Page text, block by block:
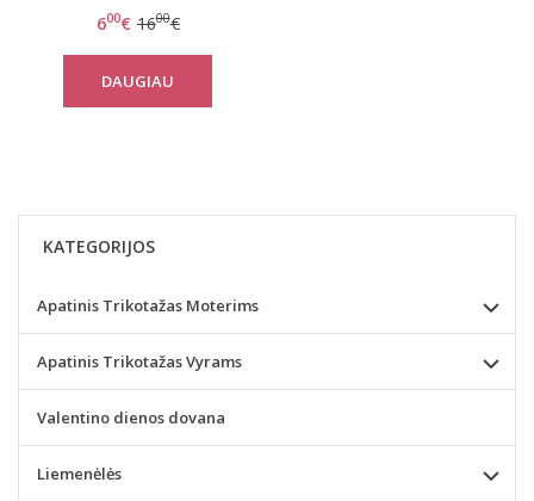
kelnaitės
600€ 1600€
DAUGIAU
KATEGORIJOS
Apatinis Trikotažas Moterims
Apatinis Trikotažas Vyrams
Valentino dienos dovana
Liemenėlės